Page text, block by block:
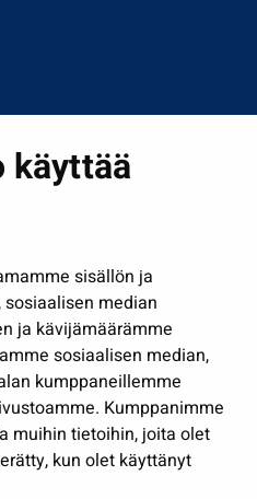
käyttää
sisällön ja
median
ja kävijämäärämme
sosiaalisen median,
kumppaneillemme
Kumppanimme
muihin tietoihin, joita olet
kun olet käyttänyt